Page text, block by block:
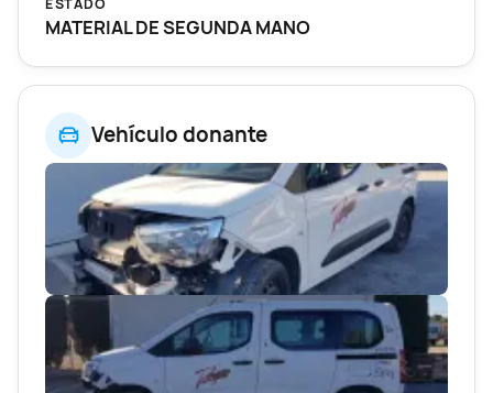
Vehículo donante
MATERIAL DE SEGUNDA MANO